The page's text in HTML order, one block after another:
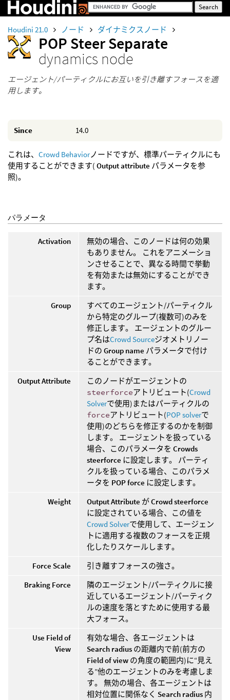
Houdini 21.0 ノード ダイナミクスノード
POP Steer Separate
dynamics node
エージェント/パーティクルにお互いを引き離すフォースを適
用します。
Since 14.0
これは、 Crowd Behaviorノードですが、標準パーティクルにも
使用することができます( Output attribute パラメータを参
照)。
パラメータ
Activation
無効の場合、このノードは何の効果
もありません。 これをアニメーショ
ンさせることで、異なる時間で挙動
を有効または無効にすることができ
ます。
Group
すべてのエージェント/パーティクル
から特定のグループ(複数可)のみを
修正します。 エージェントのグルー
プ名はCrowd Sourceジオメトリノー
ドの Group name パラメータで付け
ることができます。
Output Attribute
このノードがエージェントの
steerforceアトリビュート(Crowd
Solverで使用)またはパーティクルの
forceアトリビュート(POP solverで
使用)のどちらを修正するのかを制御
します。 エージェントを扱っている
場合、このパラメータを Crowds
steerforce に設定します。 パーティ
クルを扱っている場合、このパラメ
ータを POP force に設定します。
Weight
Output Attribute がCrowd steerforce
に設定されている場合、この値を
Crowd Solverで使用して、エージェン
トに適用する複数のフォースを正規
化したりスケールします。
Force Scale
引き離すフォースの強さ。
Braking Force
隣のエージェント/パーティクルに接
近しているエージェント/パーティク
ルの速度を落とすために使用する最
大フォース。
Use Field of
View
有効な場合、各エージェントは
Search radius の距離内で前(前方の
Field of view の角度の範囲内)に“見え
る”他のエージェントのみを考慮しま
す。 無効の場合、各エージェントは
相対位置に関係なく Search radius 内